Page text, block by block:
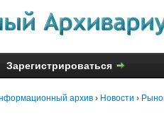
Зарегистрироваться
архив › Новости ›